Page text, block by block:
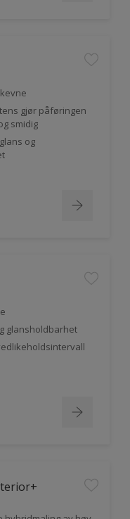
gjør påføringen
smidig
og
glansholdbarhet